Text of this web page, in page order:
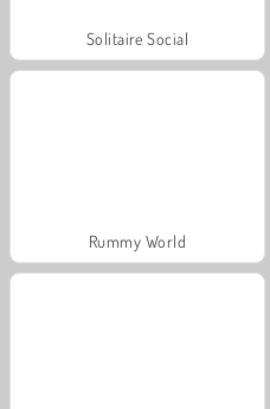
Solitaire Social
Rummy World